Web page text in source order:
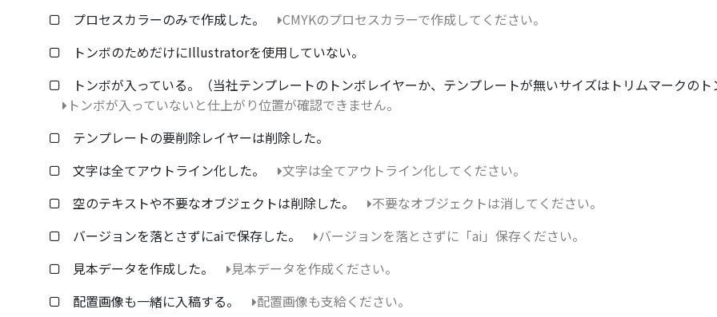
プロセスカラーのみで作成した。
CMYKのプロセスカラーで作成してください。
トンボのためだけにIllustratorを使用していない。
トンボが入っている。（当社テンプレートのトンボレイヤーか、テンプレートが無いサイズはトリムマークの
トンボが入っていないと仕上がり位置が確認できません。
テンプレートの要削除レイヤーは削除した。
文字は全てアウトライン化した。
文字は全てアウトライン化してください。
空のテキストや不要なオブジェクトは削除した。
不要なオブジェクトは消してください。
バージョンを落とさずにaiで保存した。
バージョンを落とさずに「ai」保存ください。
見本データを作成した。
見本データを作成ください。
配置画像も一緒に入稿する。
配置画像も支給ください。